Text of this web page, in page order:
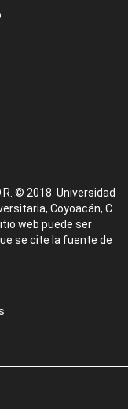
© 2018. Universidad
Coyoacán, C.
web puede ser
se cite la fuente de